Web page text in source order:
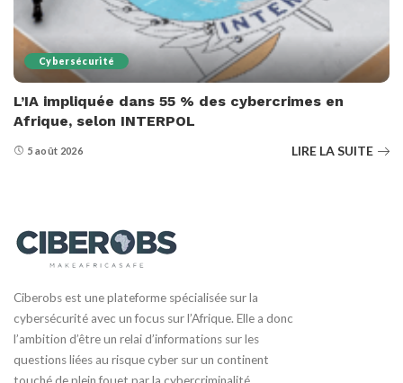
Cybersécurité
L’IA impliquée dans 55 % des cybercrimes en
Afrique, selon INTERPOL
5 août 2026 LIRE LA SUITE
Ciberobs est une plateforme spécialisée sur la
cybersécurité avec un focus sur l’Afrique. Elle a donc
l’ambition d’être un relai d’informations sur les
questions liées au risque cyber sur un continent